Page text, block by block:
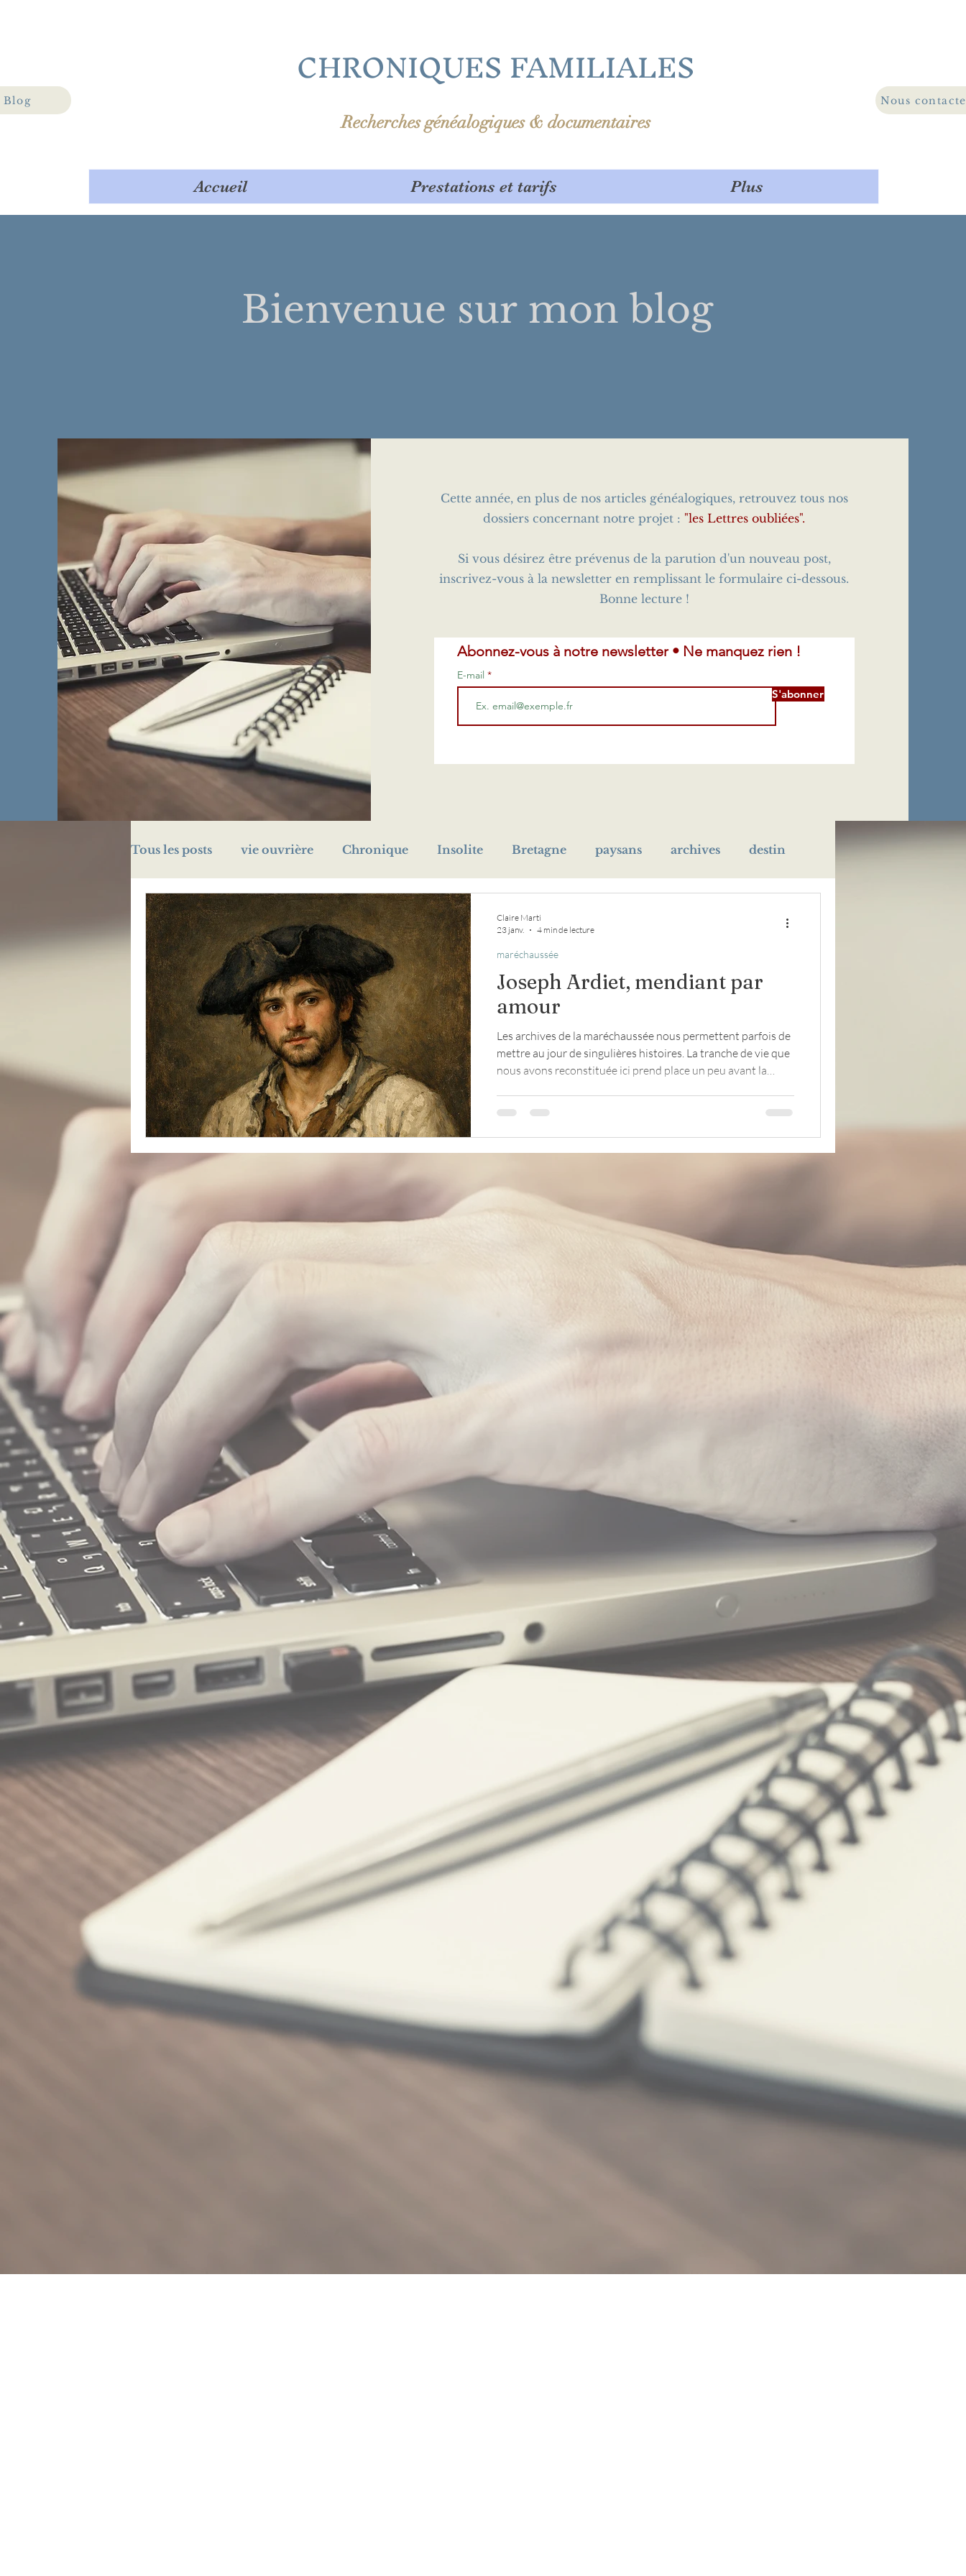
Blog
CHRONIQUES FAMILIALES
Recherches généalogiques & documentaires
Nous
Accueil Prestations et tarifs Plus
Bienvenue sur mon blog
Cette année, en plus de nos articles généalogiques, retrouvez tous nos
dossiers concernant notre projet : "les Lettres oubliées".
Si vous désirez être prévenus de la parution d'un nouveau post,
inscrivez-vous à la newsletter en remplissant le formulaire ci-dessous.
Bonne lecture !
Abonnez-vous à notre newsletter • Ne manquez rien !
E-mail
S'abonner
Tous les posts vie ouvrière Chronique Insolite Bretagne paysans archives destin
challenge A/Z énigme prénom Première Guerre mondiale
prison Légion d'honneur orphelin livre
catastrophe presse loup religion Seconde Guerre mondiale
réfugiés Archive insolite maréchaussée
Joseph Ardiet, mendiant par
amour
Les archives de la maréchaussée nous permettent parfois de
mettre au jour de singulières histoires. La tranche de vie que
nous avons reconstituée ici prend place un peu avant la
maréchaussée
Claire Marti
23 janv.
4 min de lecture